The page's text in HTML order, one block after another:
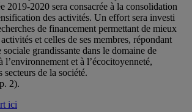
2019-2020 sera consacrée à la consolidation
des activités. Un effort sera investi
de financement permettant de mieux
et celles de ses membres, répondant
sociale grandissante dans le domaine de
l’environnement et à l’écocitoyenneté,
de la société.
2).
ici